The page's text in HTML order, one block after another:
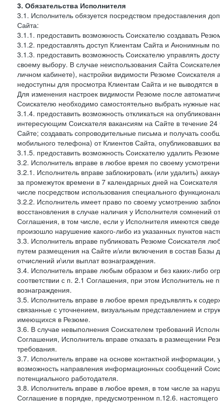
3. Обязательства Исполнителя
3.1. Исполнитель обязуется посредством предоставления
Сайта:
3.1.1. предоставить возможность Соискателю создавать
3.1.2. предоставлять доступ Клиентам Сайта и Анонимным
3.1.3. предоставить возможность Соискателю управлять
своему выбору. В случае неиспользования Сайта
личном кабинете), настройки видимости Резюме
недоступны для просмотра Клиентам Сайта и не выводятся в
Для изменения настроек видимости Резюме после
Соискателю необходимо самостоятельно выбрать нужные
3.1.4. предоставить возможность откликаться на
интересующим Соискателя вакансиям на Сайте в течение
Сайте; создавать сопроводительные письма и получать
мобильного телефона) от Клиентов Сайта, опубликовавших
3.1.5. предоставить возможность Соискателю удалить
3.2. Исполнитель вправе в любое время по своему
3.2.1. Исполнитель вправе заблокировать (или удалить)
за промежуток времени в 7 календарных дней на
числе посредством использования специального
3.2.2. Исполнитель имеет право по своему усмотрению
восстановления в случае наличия у Исполнителя сомнений
Соглашения, в том числе, если у Исполнителя имеются
произошло нарушение какого-либо из указанных пунктов
3.3. Исполнитель вправе публиковать Резюме Соискателя
путем размещения на Сайте и/или включения в состав Базы
отчислений и\или выплат вознаграждения.
3.4. Исполнитель вправе любым образом и без каких-либо
соответствии с п. 2.1 Соглашения, при этом Исполнитель не
вознаграждения.
3.5. Исполнитель вправе в любое время предъявлять к
связанные с уточнением, визуальным представлением и
имеющихся в Резюме.
3.6. В случае невыполнения Соискателем требований
Соглашения, Исполнитель вправе отказать в размещении
требования.
3.7. Исполнитель вправе на основе контактной информации,
возможность направления информационных сообщений
потенциального работодателя.
3.8. Исполнитель вправе в любое время, в том числе за
Соглашение в порядке, предусмотренном п.12.6.